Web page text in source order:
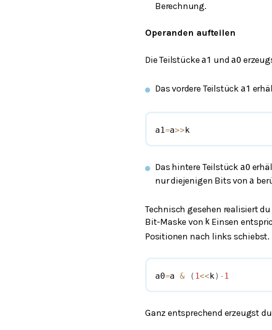
Berechnung.
Operanden aufteilen
Die Teilstückea1 unda0
Das vordere Teilstück a1
a1=a>>k
Das hintere Teilstück a0
nur diejenigen Bits vona
Technisch gesehen realisiert
Bit-Maske von k Einsen
Positionen nach links schiebst.
a0=a & ( 1<<k) - 1
Ganz entsprechend erzeugst